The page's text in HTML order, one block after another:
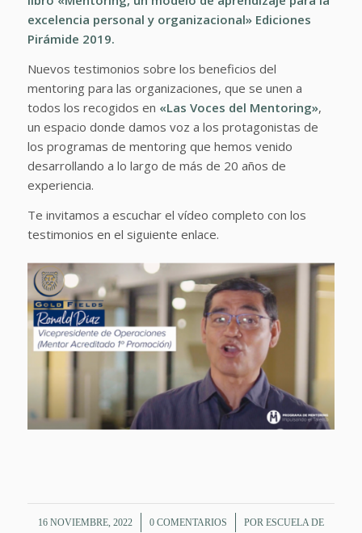
excelencia personal y organizacional» Ediciones
Pirámide 2019.
Nuevos testimonios sobre los beneficios del
mentoring para las organizaciones, que se unen a
todos los recogidos en «Las Voces del Mentoring»,
un espacio donde damos voz a los protagonistas de
los programas de mentoring que hemos venido
desarrollando a lo largo de más de 20 años de
experiencia.
Te invitamos a escuchar el vídeo completo con los
testimonios en el siguiente enlace.
16 NOVIEMBRE, 2022
/ 0 COMENTARIOS
/ POR ESCUELA DE